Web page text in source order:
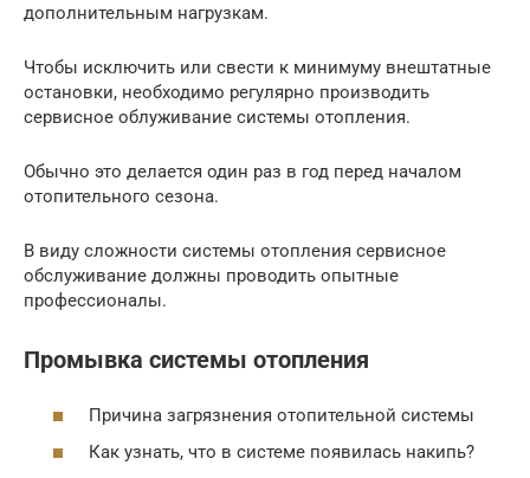
дополнительным нагрузкам.
Чтобы исключить или свести к минимуму внештатные
остановки, необходимо регулярно производить
сервисное облуживание системы отопления.
Обычно это делается один раз в год перед началом
отопительного сезона.
В виду сложности системы отопления сервисное
обслуживание должны проводить опытные
профессионалы.
Промывка системы отопления
Причина загрязнения отопительной системы
Как узнать, что в системе появилась накипь?